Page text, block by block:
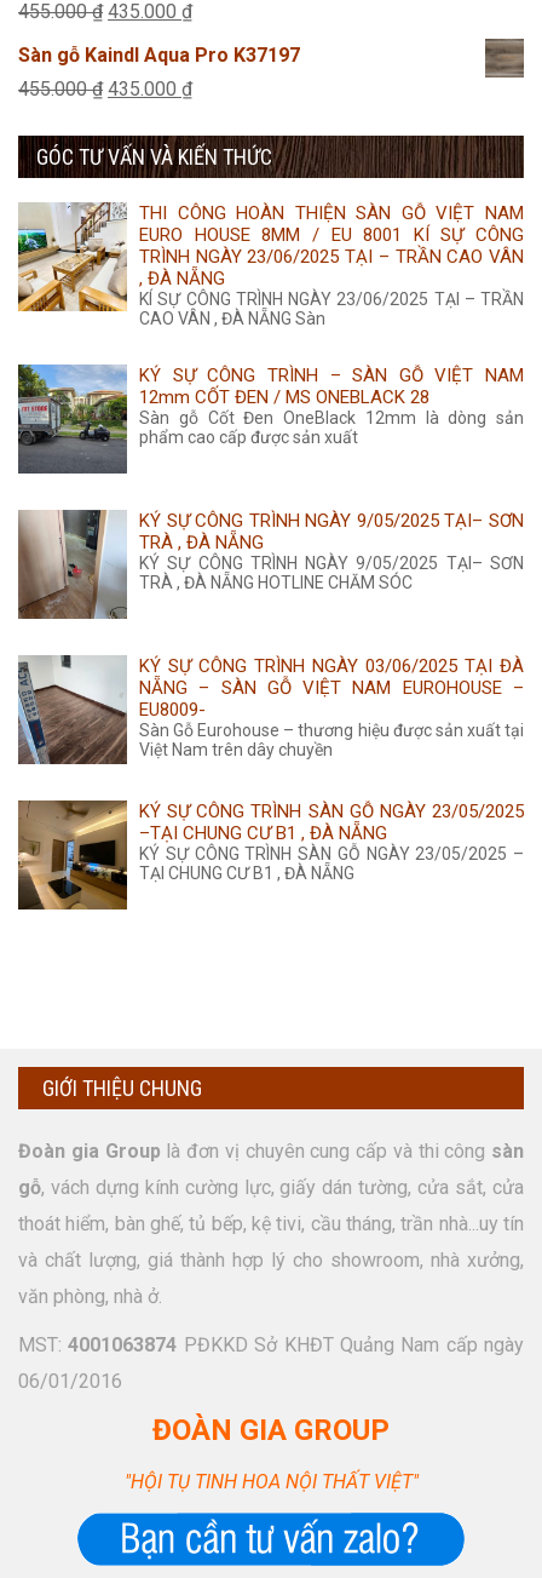
435.000 ₫.
455.000₫ Giá
gốc
là:
435.000 ₫Giá
hiện
tại
435.000 ₫.
Sàn gỗ Kaindl Aqua Pro K37197
455.000₫ Giá
là:
435.000 ₫Giá
tại
435.000 ₫.
GÓC TƯ VẤN VÀ KIẾN THỨC
THI CÔNG HOÀN THIỆN SÀN GỖ VIỆT NAM
EURO HOUSE 8MM / EU 8001 KÍ SỰ CÔNG
TRÌNH NGÀY 23/06/2025 TẠI – TRẦN CAO VÂN
, ĐÀ NẴNG
KÍ SỰ CÔNG TRÌNH NGÀY 23/06/2025 TẠI – TRẦN
CAO VÂN , ĐÀ NẴNG Sàn
KÝ SỰ CÔNG TRÌNH – SÀN GỖ VIỆT NAM
12mm CỐT ĐEN / MS ONEBLACK 28
Sàn gỗ Cốt Đen OneBlack 12mm là dòng sản
phẩm cao cấp được sản xuất
KÝ SỰ CÔNG TRÌNH NGÀY 9/05/2025 TẠI– SƠN
TRÀ , ĐÀ NẴNG
KÝ SỰ CÔNG TRÌNH NGÀY 9/05/2025 TẠI– SƠN
TRÀ , ĐÀ NẴNG HOTLINE CHĂM SÓC
KÝ SỰ CÔNG TRÌNH NGÀY 03/06/2025 TẠI ĐÀ
NẴNG – SÀN GỖ VIỆT NAM EUROHOUSE –
EU8009-
Sàn Gỗ Eurohouse – thương hiệu được sản xuất tại
Việt Nam trên dây chuyền
KÝ SỰ CÔNG TRÌNH SÀN GỖ NGÀY 23/05/2025
–TẠI CHUNG CƯ B1 , ĐÀ NẴNG
KÝ SỰ CÔNG TRÌNH SÀN GỖ NGÀY 23/05/2025 –
TẠI CHUNG CƯ B1 , ĐÀ NẴNG
GIỚI THIỆU CHUNG
Đoàn gia Group là đơn vị chuyên cung cấp và thi công sàn
gỗ, vách dựng kính cường lực, giấy dán tường, cửa sắt, cửa
thoát hiểm, bàn ghế, tủ bếp, kệ tivi, cầu tháng, trần nhà...uy tín
và chất lượng, giá thành hợp lý cho showroom, nhà xưởng,
văn phòng, nhà ở.
MST:4001063874 PĐKKD Sở KHĐT Quảng Nam cấp ngày
06/01/2016
ĐOÀN GIA GROUP
"HỘI TỤ TINH HOA NỘI THẤT VIỆT"